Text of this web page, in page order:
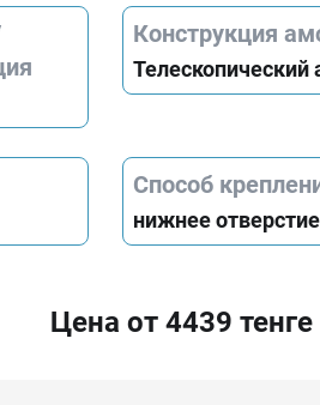
Конструкция
Телескопический
Способ
нижнее отверстие
Цена от 4439 тенге